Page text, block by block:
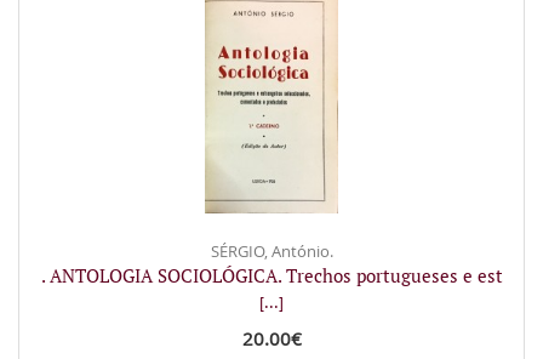
SÉRGIO, António.
. ANTOLOGIA SOCIOLÓGICA. Trechos portugueses e est
[...]
20.00€